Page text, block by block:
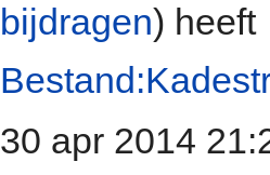
bijdragen) heeft
30 apr 2014